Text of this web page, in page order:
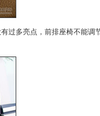
过多亮点，前排座椅不能调